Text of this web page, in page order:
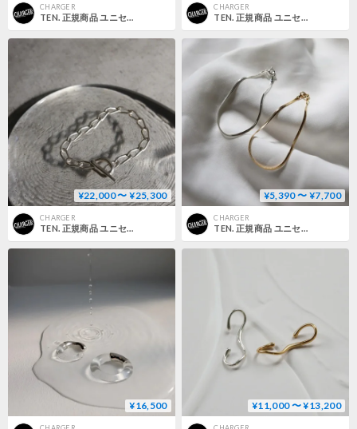
CHARGER
TEN. 正規商品 ユニセックス アクセサリー テン クロス リング シルバー/ゴールド【即日発送】(rg-0099)(rgg-0099)
CHARGER
TEN. 正規商品 ユニセックス アクセサリー テン グリッド ブレスレット シルバー/ゴールド【即日発送】(br-0031/brm-0031)(brg-0031/brd-0031)
¥22,000 〜 ¥25,300
CHARGER
TEN. 正規商品 ユニセックス アクセサリー テン ムード フープ ブレスレット シルバー【即日発送】(br-0020)(brm-0020)
¥5,390 〜 ¥7,700
CHARGER
TEN. 正規商品 ユニセックス アクセサリー テン スネーク ブレスレット シルバー/ゴールド【即日発送】(br-0005)(brg-0005)
¥16,500 ¥11,000 〜 ¥13,200